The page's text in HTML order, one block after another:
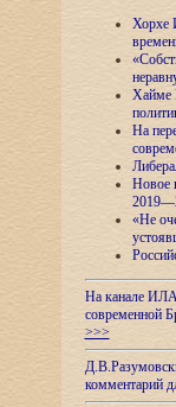
Хорхе
Хайме
На
Новое
«Не
На канале ИЛА
современной
>>>
комментарий